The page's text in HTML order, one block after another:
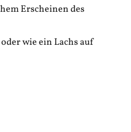
Erscheinen des
wie ein Lachs auf